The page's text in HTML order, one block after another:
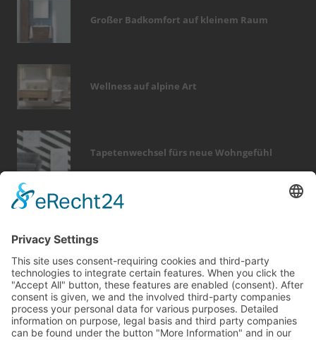
Großer Badkomfort auf kleinem Raum
Wellness auf alpine Art
Tapetenwechsel fürs neue Wohngefühl
fenster immobilien zaun smart home
dach
finanzierung
fotovoltaik hausbau
kamin
rund ums haus
outdoor wellness
elektro